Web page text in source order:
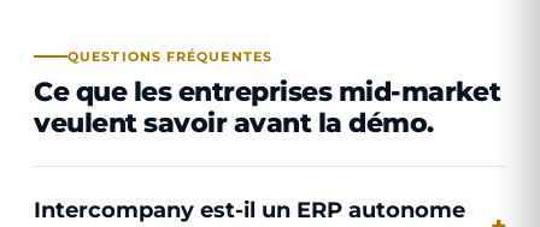
QUESTIONS FRÉQUENTES
Ce que les entreprises mid-market
veulent savoir avant la démo.
Intercompany est-il un ERP autonome